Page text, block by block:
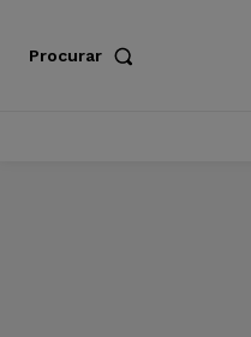
Procurar